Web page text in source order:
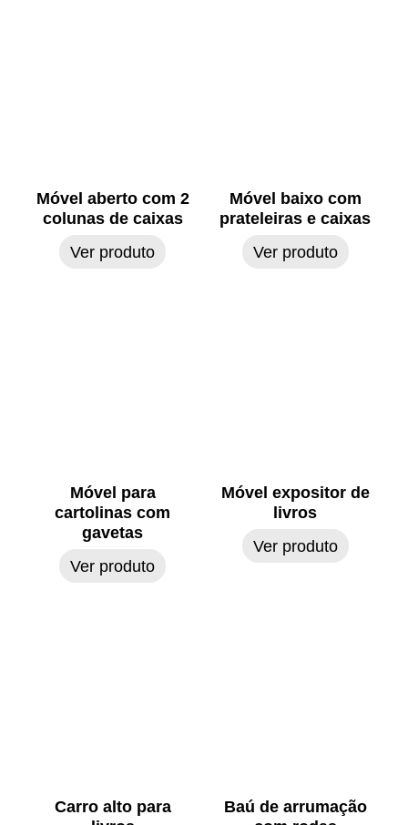
Móvel aberto com 2
colunas de caixas
Ver produto
Móvel baixo com
prateleiras e caixas
Ver produto
Móvel para
cartolinas com
gavetas
Ver produto
Móvel expositor de
livros
Ver produto
Carro alto para
Baú de arrumação